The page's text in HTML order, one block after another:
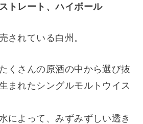
トレート、ハイボール
されている白州。
くさんの原酒の中から選び抜
まれたシングルモルトウイス
によって、みずみずしい透き